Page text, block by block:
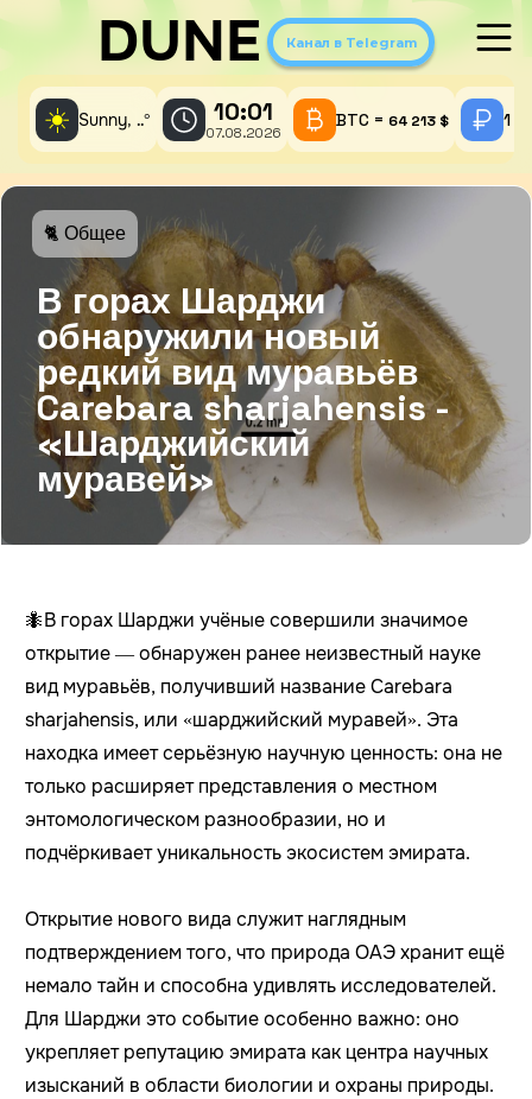
DUNE Канал в Telegram
☀️ Sunny, ..° 10:01
07.08.2026
BTC = 64 213 $ 1
В горах Шарджи
обнаружили новый
редкий вид муравьёв
Carebara sharjahensis -
«Шарджийский
муравей»
🐈 Общее
🐜В горах Шарджи учёные совершили значимое
открытие — обнаружен ранее неизвестный науке
вид муравьёв, получивший название Carebara
sharjahensis, или «шарджийский муравей». Эта
находка имеет серьёзную научную ценность: она не
только расширяет представления о местном
энтомологическом разнообразии, но и
подчёркивает уникальность экосистем эмирата.
Открытие нового вида служит наглядным
подтверждением того, что природа ОАЭ хранит ещё
немало тайн и способна удивлять исследователей.
Для Шарджи это событие особенно важно: оно
укрепляет репутацию эмирата как центра научных
изысканий в области биологии и охраны природы.